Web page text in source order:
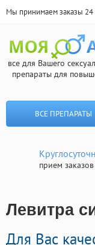
Мы принимаем заказы 24
все для Вашего
препараты для
ВСЕ ПРЕПАРАТЫ
прием заказов
Левитра
Для Вас